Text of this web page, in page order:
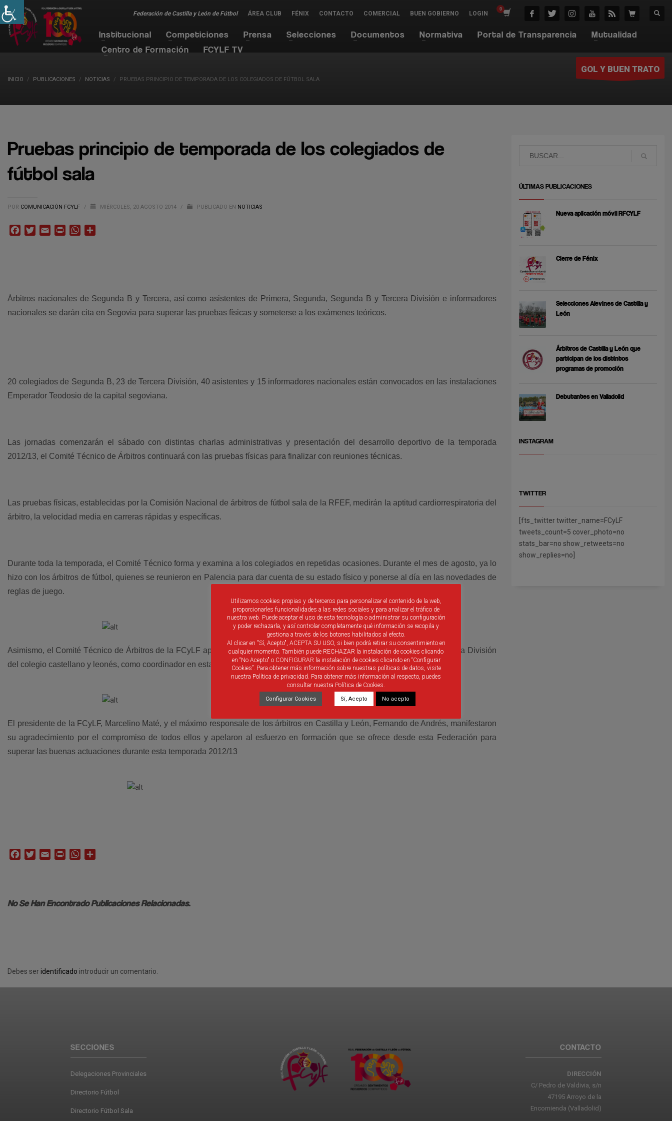
Federación de Castilla y León de Fútbol ÁREA CLUB FÉNIX CONTACTO COMERCIAL BUEN GOBIERNO LOGIN
Institucional Competiciones Prensa Selecciones Documentos Normativa Portal de Transparencia
Mutualidad
Centro de Formación
FCYLF TV
GOL Y BUEN TRATO
INICIO PUBLICACIONES NOTICIAS PRUEBAS PRINCIPIO DE TEMPORADA DE LOS COLEGIADOS DE FÚTBOL SALA
Pruebas principio de temporada de los colegiados de
fútbol sala
POR COMUNICACIÓN FCYLF / MIÉRCOLES, 20 AGOSTO 2014 / PUBLICADO EN NOTICIAS
FacebookTwitterEmail Print WhatsApp
Árbitros nacionales de Segunda B y Tercera, así como asistentes de Primera, Segunda, Segunda B y Tercera División e informadores
nacionales se darán cita en Segovia para superar las pruebas físicas y someterse a los exámenes teóricos.
20 colegiados de Segunda B, 23 de Tercera División, 40 asistentes y 15 informadores nacionales están convocados en las instalaciones
Emperador Teodosio de la capital segoviana.
Las jornadas comenzarán el sábado con distintas charlas administrativas y presentación del desarrollo deportivo de la temporada
2012/13, el Comité Técnico de Árbitros continuará con las pruebas físicas para finalizar con reuniones técnicas.
Las pruebas físicas, establecidas por la Comisión Nacional de árbitros de fútbol sala de la RFEF, medirán la aptitud cardiorrespiratoria del
árbitro, la velocidad media en carreras rápidas y específicas.
Durante toda la temporada, el Comité Técnico forma y examina a los colegiados en repetidas ocasiones. Durante el mes de agosto, ya lo
hizo con los árbitros de fútbol, quienes se reunieron en Palencia para dar cuenta de su estado físico y ponerse al día en las novedades de
reglas de juego.
Asimismo, el Comité Técnico de Árbitros de la FCyLF aprovechó para presentar a Javier Turienzo Álvarez, exárbitro de Primera División
del colegio castellano y leonés, como coordinador en esta Federación del programa de mentores del Comité Nacional.
El presidente de la FCyLF, Marcelino Maté, y el máximo responsale de los árbitros en Castilla y León, Fernando de Andrés, manifestaron
su agradecimiento por el compromiso de todos ellos y apelaron al esfuerzo en formación que se ofrece desde esta Federación para
superar las buenas actuaciones durante esta temporada 2012/13
FacebookTwitterEmail Print WhatsApp
No Se Han Encontrado Publicaciones Relacionadas.
Debes seridentificado introducir un comentario.
ÚLTIMAS PUBLICACIONES
Nueva aplicación móvil RFCYLF
Cierre de Fénix
Selecciones Alevines de Castilla y
León
Árbitros de Castilla y León que
participan de los distintos
programas de promoción
Debutantes en Valladolid
INSTAGRAM
TWITTER
[fts_twitter twitter_name=FCyLF
tweets_count=5 cover_photo=no
stats_bar=no show_retweets=no
show_replies=no]
SECCIONES
Delegaciones Provinciales
Directorio Fútbol
Directorio Fútbol Sala
CONTACTO
DIRECCIÓN
C/ Pedro de Valdivia, s/n
47195 Arroyo de la
Encomienda (Valladolid)
Utilizamos cookies propias y de terceros para personalizar el contenido de la web,
proporcionarles funcionalidades a las redes sociales y para analizar el tráfico de
nuestra web. Puede aceptar el uso de esta tecnología o administrar su configuración
y poder rechazarla, y así controlar completamente qué información se recopila y
gestiona a través de los botones habilitados al efecto.
Al clicar en "Sí, Acepto", ACEPTA SU USO, si bien podrá retirar su consentimiento en
cualquier momento. También puede RECHAZAR la instalación de cookies clicando
en “No Acepto" o CONFIGURAR la instalación de cookies clicando en “Configurar
Cookies”. Para obtener más información sobre nuestras políticas de datos, visite
nuestra Política de privacidad. Para obtener más información al respecto, puedes
consultar nuestra Política de Cookies.
Configurar Cookies Sí, Acepto No acepto